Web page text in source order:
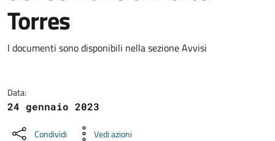
Torres
Dettagli della notizia
I documenti sono disponibili nella sezione Avvisi
Data:
24 gennaio 2023
Condividi Vedi azioni